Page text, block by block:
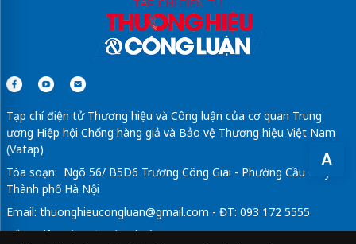
A
Tạp chí điện tử Thương hiệu và Công luận của cơ quan Trung
ương Hiệp hội Chống hàng giả và Bảo vệ Thương hiệu Việt Nam
(Vatap)
Tòa soạn: Ngõ 56/ B5D6 Trương Công Giai - Phường Cầu Giấy -
Thành phố Hà Nội
Email: thuonghieucongluan@gmail.com - ĐT: 093 172 5555
Tổng Biên Tập: Vũ Đức Thuận